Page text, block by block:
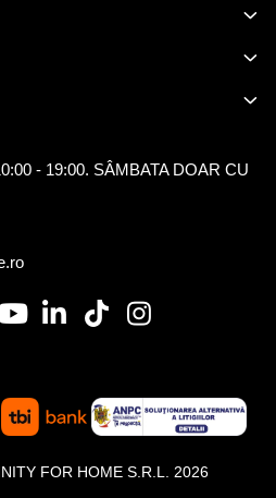
- 19:00. SÂMBATA DOAR CU
FOR HOME S.R.L. 2026